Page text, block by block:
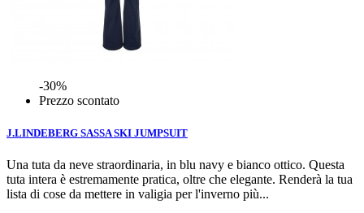
-30%
Prezzo scontato
J.LINDEBERG SASSA SKI JUMPSUIT
Una tuta da neve straordinaria, in blu navy e bianco ottico. Questa
tuta intera è estremamente pratica, oltre che elegante. Renderà la tua
lista di cose da mettere in valigia per l'inverno più...